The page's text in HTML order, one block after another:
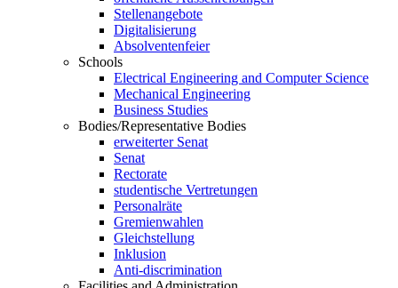
Stellenangebote
Digitalisierung
Absolventenfeier
Schools
Electrical Engineering and Computer Science
Mechanical Engineering
Business Studies
Bodies/Representative Bodies
erweiterter Senat
Senat
Rectorate
studentische Vertretungen
Personalräte
Gremienwahlen
Gleichstellung
Inklusion
Anti-discrimination